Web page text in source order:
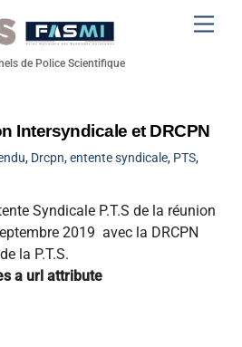
de Police Scientifique
Intersyndicale et DRCPN
, Drcpn,entente syndicale, PTS,
Syndicale P.T.S de la réunion
2019 avec la DRCPN
la P.T.S.
a url attribute